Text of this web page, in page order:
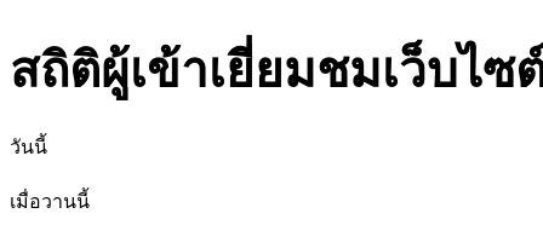
สถิติผู้เข้าเยี่ยมชมเว็บไซ
วันนี้
เมื่อวานนี้